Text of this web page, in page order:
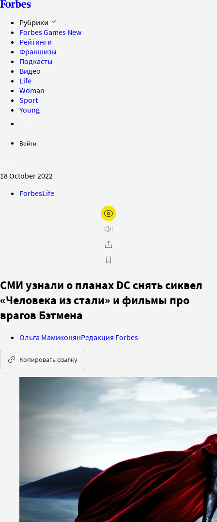
Рубрики
Forbes Games New
Рейтинги
Франшизы
Подкасты
Видео
Life
Woman
Sport
Young
Войти
18 October 2022
ForbesLife
СМИ узнали о планах DC снять сиквел
«Человека из стали» и фильмы про
врагов Бэтмена
Ольга МамиконянРедакция Forbes
Копировать ссылку